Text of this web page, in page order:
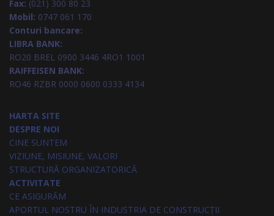
Fax: (021) 300 80 23
Mobil: 0747 061 170
Conturi bancare:
LIBRA BANK:
RO20 BREL 0900 3446 4RO1 1001
RAIFFEISEN BANK:
RO46 RZBR 0000 0600 0333 4134
HARTA SITE
DESPRE NOI
CINE SUNTEM
VIZIUNE, MISIUNE, VALORI
STRUCTURĂ ORGANIZATORICĂ
ACTIVITATE
CE ASIGURĂM
APORTUL NOSTRU ÎN INDUSTRIA DE CONSTRUCȚII